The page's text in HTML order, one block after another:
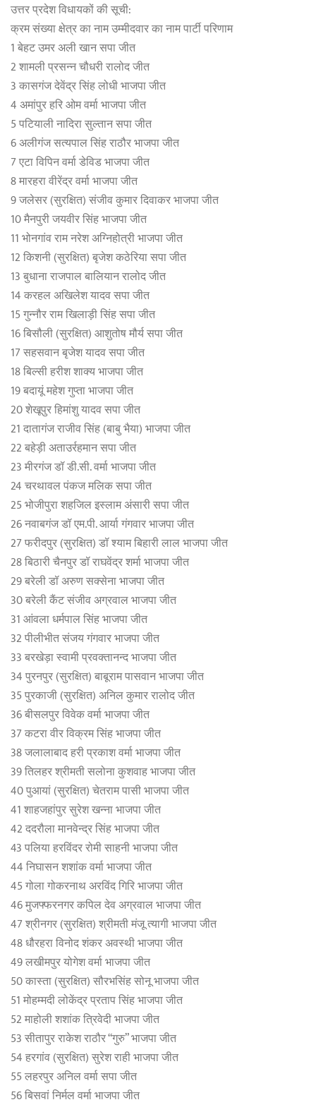
उत्तर प्रदेश विधायकों की सूची:
क्रम संख्‍या क्षेत्र का नाम उम्मीदवार का नाम पार्टी परिणाम
1 बेहट उमर अली खान सपा जीत
2 शामली प्रसन्न चौधरी रालोद जीत
3 कासगंज देवेंद्र सिंह लोधी भाजपा जीत
4 अमांपुर हरि ओम वर्मा भाजपा जीत
5 पटियाली नादिरा सुल्तान सपा जीत
6 अलीगंज सत्यपाल सिंह राठौर भाजपा जीत
7 एटा विपिन वर्मा डेविड भाजपा जीत
8 मारहरा वीरेंद्र वर्मा भाजपा जीत
9 जलेसर (सुरक्षित) संजीव कुमार दिवाकर भाजपा जीत
10 मैनपुरी जयवीर सिंह भाजपा जीत
11 भोनगांव राम नरेश अग्निहोत्री भाजपा जीत
12 किशनी (सुरक्षित) बृजेश कठेरिया सपा जीत
13 बुधाना राजपाल बालियान रालोद जीत
14 करहल अखिलेश यादव सपा जीत
15 गुन्नौर राम ख‍िलाड़ी सिंह सपा जीत
16 बिसौली (सुरक्षित) आशुतोष मौर्य सपा जीत
17 सहसवान बृजेश यादव सपा जीत
18 बिल्सी हरीश शाक्य भाजपा जीत
19 बदायूं महेश गुप्ता भाजपा जीत
20 शेखूपुर हिमांशु यादव सपा जीत
21 दातागंज राजीव सिंह (बाबु भैया) भाजपा जीत
22 बहेड़ी अताउर्रहमान सपा जीत
23 मीरगंज डॉ डी.सी. वर्मा भाजपा जीत
24 चरथावल पंकज मलिक सपा जीत
25 भोजीपुरा शहजिल इस्लाम अंसारी सपा जीत
26 नवाबगंज डॉ एम.पी. आर्या गंगवार भाजपा जीत
27 फरीदपुर (सुरक्षित) डॉ श्याम बिहारी लाल भाजपा जीत
28 बिठारी चैनपुर डॉ राघवेंद्र शर्मा भाजपा जीत
29 बरेली डॉ अरुण सक्सेना भाजपा जीत
30 बरेली कैंट संजीव अग्रवाल भाजपा जीत
31 आंवला धर्मपाल सिंह भाजपा जीत
32 पीलीभीत संजय गंगवार भाजपा जीत
33 बरखेड़ा स्वामी प्रवक्तानन्द भाजपा जीत
34 पुरनपुर (सुरक्षित) बाबूराम पासवान भाजपा जीत
35 पुरकाजी (सुरक्षित) अनिल कुमार रालोद जीत
36 बीसलपुर विवेक वर्मा भाजपा जीत
37 कटरा वीर विक्रम सिंह भाजपा जीत
38 जलालाबाद हरी प्रकाश वर्मा भाजपा जीत
39 तिलहर श्रीमती सलोना कुशवाह भाजपा जीत
40 पुआयां (सुरक्षित) चेतराम पासी भाजपा जीत
41 शाहजहांपुर सुरेश खन्ना भाजपा जीत
42 ददरौला मानवेन्द्र सिंह भाजपा जीत
43 पलिया हरविंदर रोमी साहनी भाजपा जीत
44 निघासन शशांक वर्मा भाजपा जीत
45 गोला गोकरनाथ अरविंद गिरि भाजपा जीत
46 मुजफ्फरनगर कपिल देव अग्रवाल भाजपा जीत
47 श्रीनगर (सुरक्षित) श्रीमती मंजू त्यागी भाजपा जीत
48 धौरहरा विनोद शंकर अवस्थी भाजपा जीत
49 लखीमपुर योगेश वर्मा भाजपा जीत
50 कास्ता (सुरक्षित) सौरभसिंह सोनू भाजपा जीत
51 मोहम्मदी लोकेंद्र प्रताप सिंह भाजपा जीत
52 माहोली शशांक त्रिवेदी भाजपा जीत
53 सीतापुर राकेश राठौर “गुरु” भाजपा जीत
54 हरगांव (सुरक्षित) सुरेश राही भाजपा जीत
55 लहरपुर अनिल वर्मा सपा जीत
56 बिसवां निर्मल वर्मा भाजपा जीत